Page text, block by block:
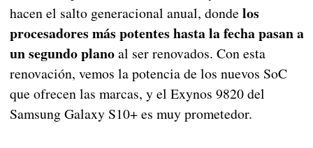
hacen el salto generacional anual, donde los
procesadores más potentes hasta la fecha pasan a
un segundo planoal ser renovados. Con esta
renovación, vemos la potencia de los nuevos SoC
que ofrecen las marcas, y el Exynos 9820 del
Samsung Galaxy S10+ es muy prometedor.